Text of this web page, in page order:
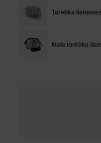
Torebka
Mała torebka